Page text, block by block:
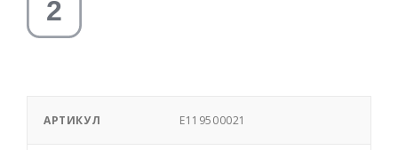
АРТИКУЛ E119500021